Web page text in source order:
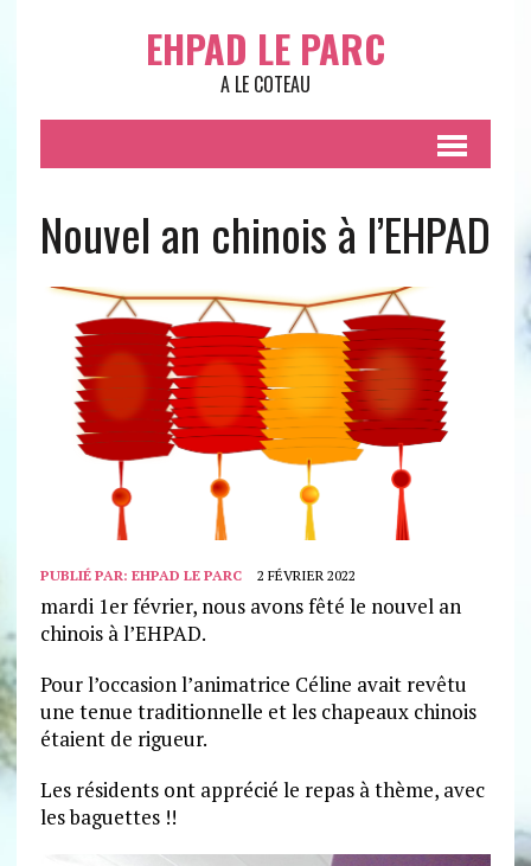
EHPAD LE PARC
A LE COTEAU
Nouvel an chinois à l’EHPAD
PUBLIÉ PAR: EHPAD LE PARC 2 FÉVRIER 2022
mardi 1er février, nous avons fêté le nouvel an
chinois à l’EHPAD.
Pour l’occasion l’animatrice Céline avait revêtu
une tenue traditionnelle et les chapeaux chinois
étaient de rigueur.
Les résidents ont apprécié le repas à thème, avec
les baguettes !!